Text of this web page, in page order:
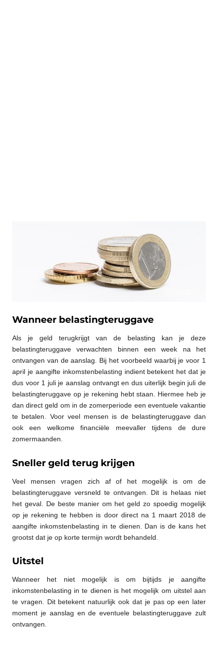
Wanneer belastingteruggave
Als je geld terugkrijgt van de belasting kan je deze
belastingteruggave verwachten binnen een week na het
ontvangen van de aanslag. Bij het voorbeeld waarbij je voor 1
april je aangifte inkomstenbelasting indient betekent het dat je
dus voor 1 juli je aanslag ontvangt en dus uiterlijk begin juli de
belastingteruggave op je rekening hebt staan. Hiermee heb je
dan direct geld om in de zomerperiode een eventuele vakantie
te betalen. Voor veel mensen is de belastingteruggave dan
ook een welkome financiële meevaller tijdens de dure
zomermaanden.
Sneller geld terug krijgen
Veel mensen vragen zich af of het mogelijk is om de
belastingteruggave versneld te ontvangen. Dit is helaas niet
het geval. De beste manier om het geld zo spoedig mogelijk
op je rekening te hebben is door direct na 1 maart 2018 de
aangifte inkomstenbelasting in te dienen. Dan is de kans het
grootst dat je op korte termijn wordt behandeld.
Uitstel
Wanneer het niet mogelijk is om bijtijds je aangifte
inkomstenbelasting in te dienen is het mogelijk om uitstel aan
te vragen. Dit betekent natuurlijk ook dat je pas op een later
moment je aanslag en de eventuele belastingteruggave zult
ontvangen.